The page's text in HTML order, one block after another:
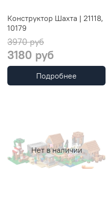
Конструктор Шахта | 21118,
10179
3970 руб
3180 руб
Подробнее
Нет в наличии